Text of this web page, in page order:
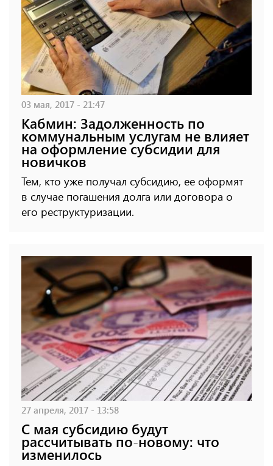
03 мая, 2017 - 21:47
Кабмин: Задолженность по
коммунальным услугам не влияет
на оформление субсидии для
новичков
Тем, кто уже получал субсидию, ее оформят
в случае погашения долга или договора о
его реструктуризации.
27 апреля, 2017 - 13:58
C мая субсидию будут
рассчитывать по-новому: что
изменилось